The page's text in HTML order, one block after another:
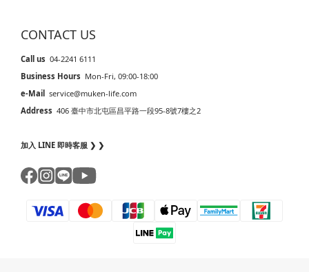
CONTACT US
Call us 04-2241 6111
Business Hours Mon-Fri, 09:00-18:00
e-Mail service@muken-life.com
Address 406 臺中市北屯區昌平路一段95-8號7樓之2
加入 LINE 即時客服 ❯ ❯